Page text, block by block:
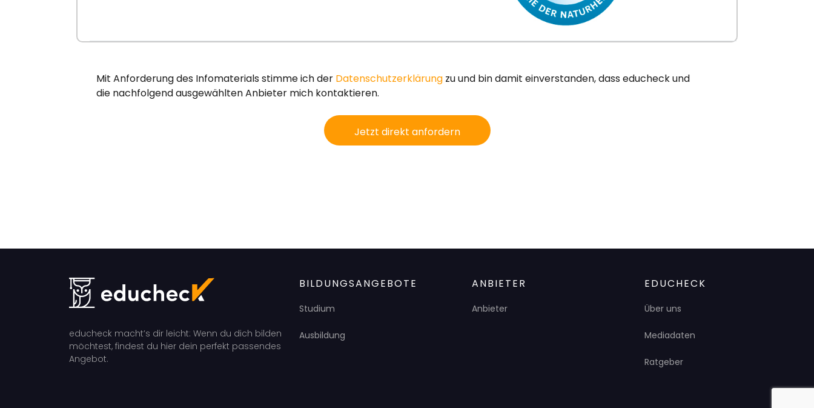
Mit Anforderung des Infomaterials stimme ich der Datenschutzerklärung zu und bin damit einverstanden, dass educheck und
die nachfolgend ausgewählten Anbieter mich kontaktieren.
Jetzt direkt anfordern
educheck macht’s dir leicht: Wenn du dich bilden
möchtest, findest du hier dein perfekt passendes
Angebot.
BILDUNGSANGEBOTE
Studium
Ausbildung
ANBIETER
Anbieter
EDUCHECK
Über uns
Mediadaten
Ratgeber